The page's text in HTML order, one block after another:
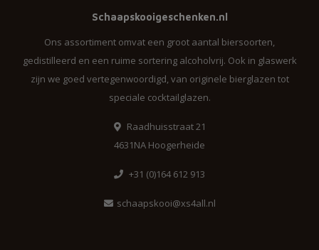
Schaapskooigeschenken.nl
Ons assortiment omvat een groot aantal biersoorten,
gedistilleerd en een ruime sortering alcoholvrij. Ook in glaswerk
zijn we goed vertegenwoordigd, van originele bierglazen tot
speciale cocktailglazen.
Raadhuisstraat 21
4631NA Hoogerheide
+31 (0)164 612 913
schaapskooi@xs4all.nl